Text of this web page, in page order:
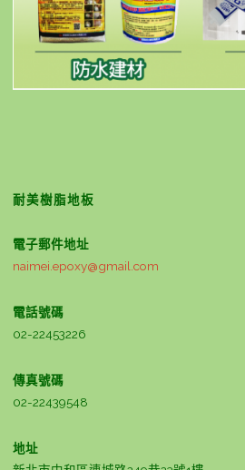
耐美樹脂地板
電子郵件地址
naimei.epoxy@gmail.com
電話號碼
02-22453226
傳真號碼
02-22439548
地址